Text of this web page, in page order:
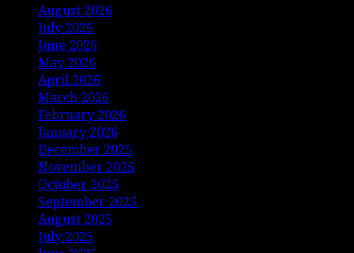
August 2026
July 2026
June 2026
May 2026
April 2026
March 2026
February 2026
January 2026
December 2025
November 2025
October 2025
September 2025
August 2025
July 2025